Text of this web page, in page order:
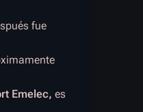
fue
Emelec, es